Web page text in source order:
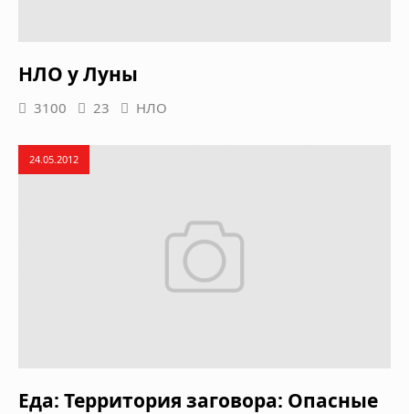
НЛО у Луны
3100 23 НЛО
24.05.2012
Еда: Территория заговора: Опасные